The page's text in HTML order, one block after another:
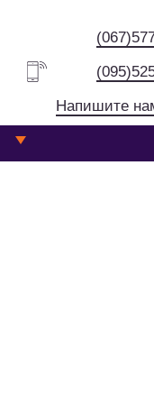
Напишите